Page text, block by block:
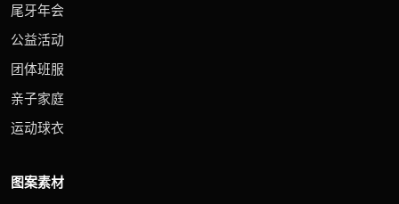
尾牙年会
公益活动
团体班服
亲子家庭
运动球衣
图案素材